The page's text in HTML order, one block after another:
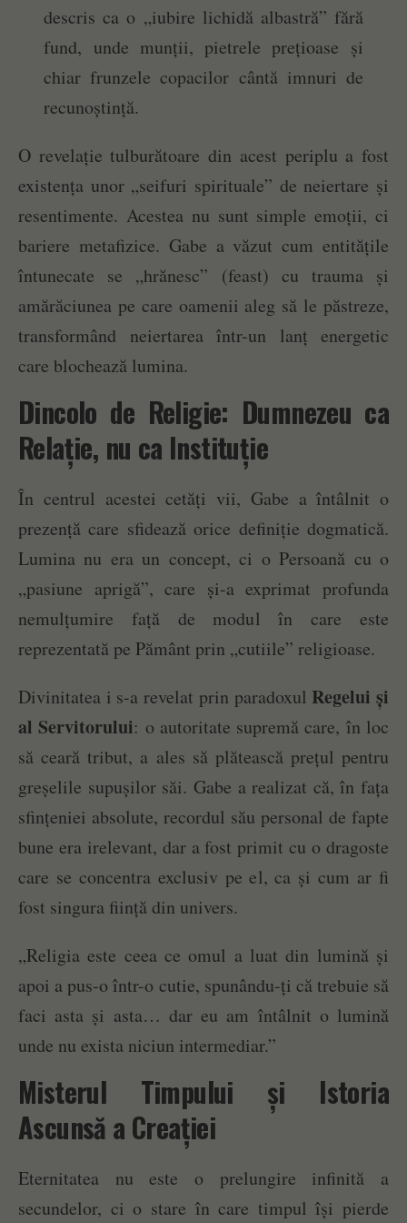
descris ca o „iubire lichidă albastră” fără
fund, unde munții, pietrele prețioase și
chiar frunzele copacilor cântă imnuri de
recunoștință.
O revelație tulburătoare din acest periplu a fost
existența unor „seifuri spirituale” de neiertare și
resentimente. Acestea nu sunt simple emoții, ci
bariere metafizice. Gabe a văzut cum entitățile
întunecate se „hrănesc” (feast) cu trauma și
amărăciunea pe care oamenii aleg să le păstreze,
transformând neiertarea într-un lanț energetic
care blochează lumina.
Dincolo de Religie: Dumnezeu ca
Relație, nu ca Instituție
În centrul acestei cetăți vii, Gabe a întâlnit o
prezență care sfidează orice definiție dogmatică.
Lumina nu era un concept, ci o Persoană cu o
„pasiune aprigă”, care și-a exprimat profunda
nemulțumire față de modul în care este
reprezentată pe Pământ prin „cutiile” religioase.
Divinitatea i s-a revelat prin paradoxul Regelui și
al Servitorului: o autoritate supremă care, în loc
să ceară tribut, a ales să plătească prețul pentru
greșelile supușilor săi. Gabe a realizat că, în fața
sfințeniei absolute, recordul său personal de fapte
bune era irelevant, dar a fost primit cu o dragoste
care se concentra exclusiv pe el, ca și cum ar fi
fost singura ființă din univers.
„Religia este ceea ce omul a luat din lumină și
apoi a pus-o într-o cutie, spunându-ți că trebuie să
faci asta și asta… dar eu am întâlnit o lumină
unde nu exista niciun intermediar.”
Misterul Timpului și Istoria
Ascunsă a Creației
Eternitatea nu este o prelungire infinită a
secundelor, ci o stare în care timpul își pierde